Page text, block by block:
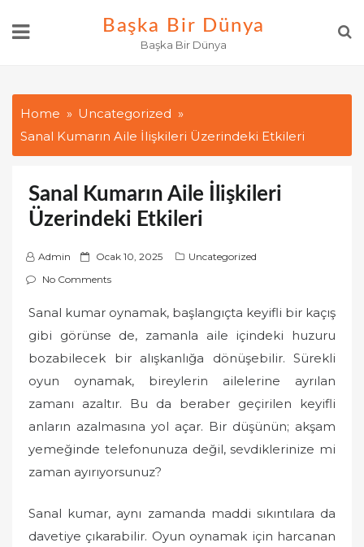
Başka Bir Dünya
Başka Bir Dünya
Home
Uncategorized
Sanal Kumarın Aile İlişkileri Üzerindeki Etkileri
Sanal Kumarın Aile İlişkileri
Üzerindeki Etkileri
Admin
P
o
t
e
d
Ocak 10, 2025
Uncategorized
No Comments
Sanal kumar oynamak, başlangıçta keyifli bir kaçış
gibi görünse de, zamanla aile içindeki huzuru
bozabilecek bir alışkanlığa dönüşebilir. Sürekli
oyun oynamak, bireylerin ailelerine ayrılan
zamanı azaltır. Bu da beraber geçirilen keyifli
anların azalmasına yol açar. Bir düşünün; akşam
yemeğinde telefonunuza değil, sevdiklerinize mi
zaman ayırıyorsunuz?
Sanal kumar, aynı zamanda maddi sıkıntılara da
davetiye çıkarabilir. Oyun oynamak için harcanan